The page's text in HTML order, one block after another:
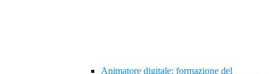
Animatore digitale: formazione del